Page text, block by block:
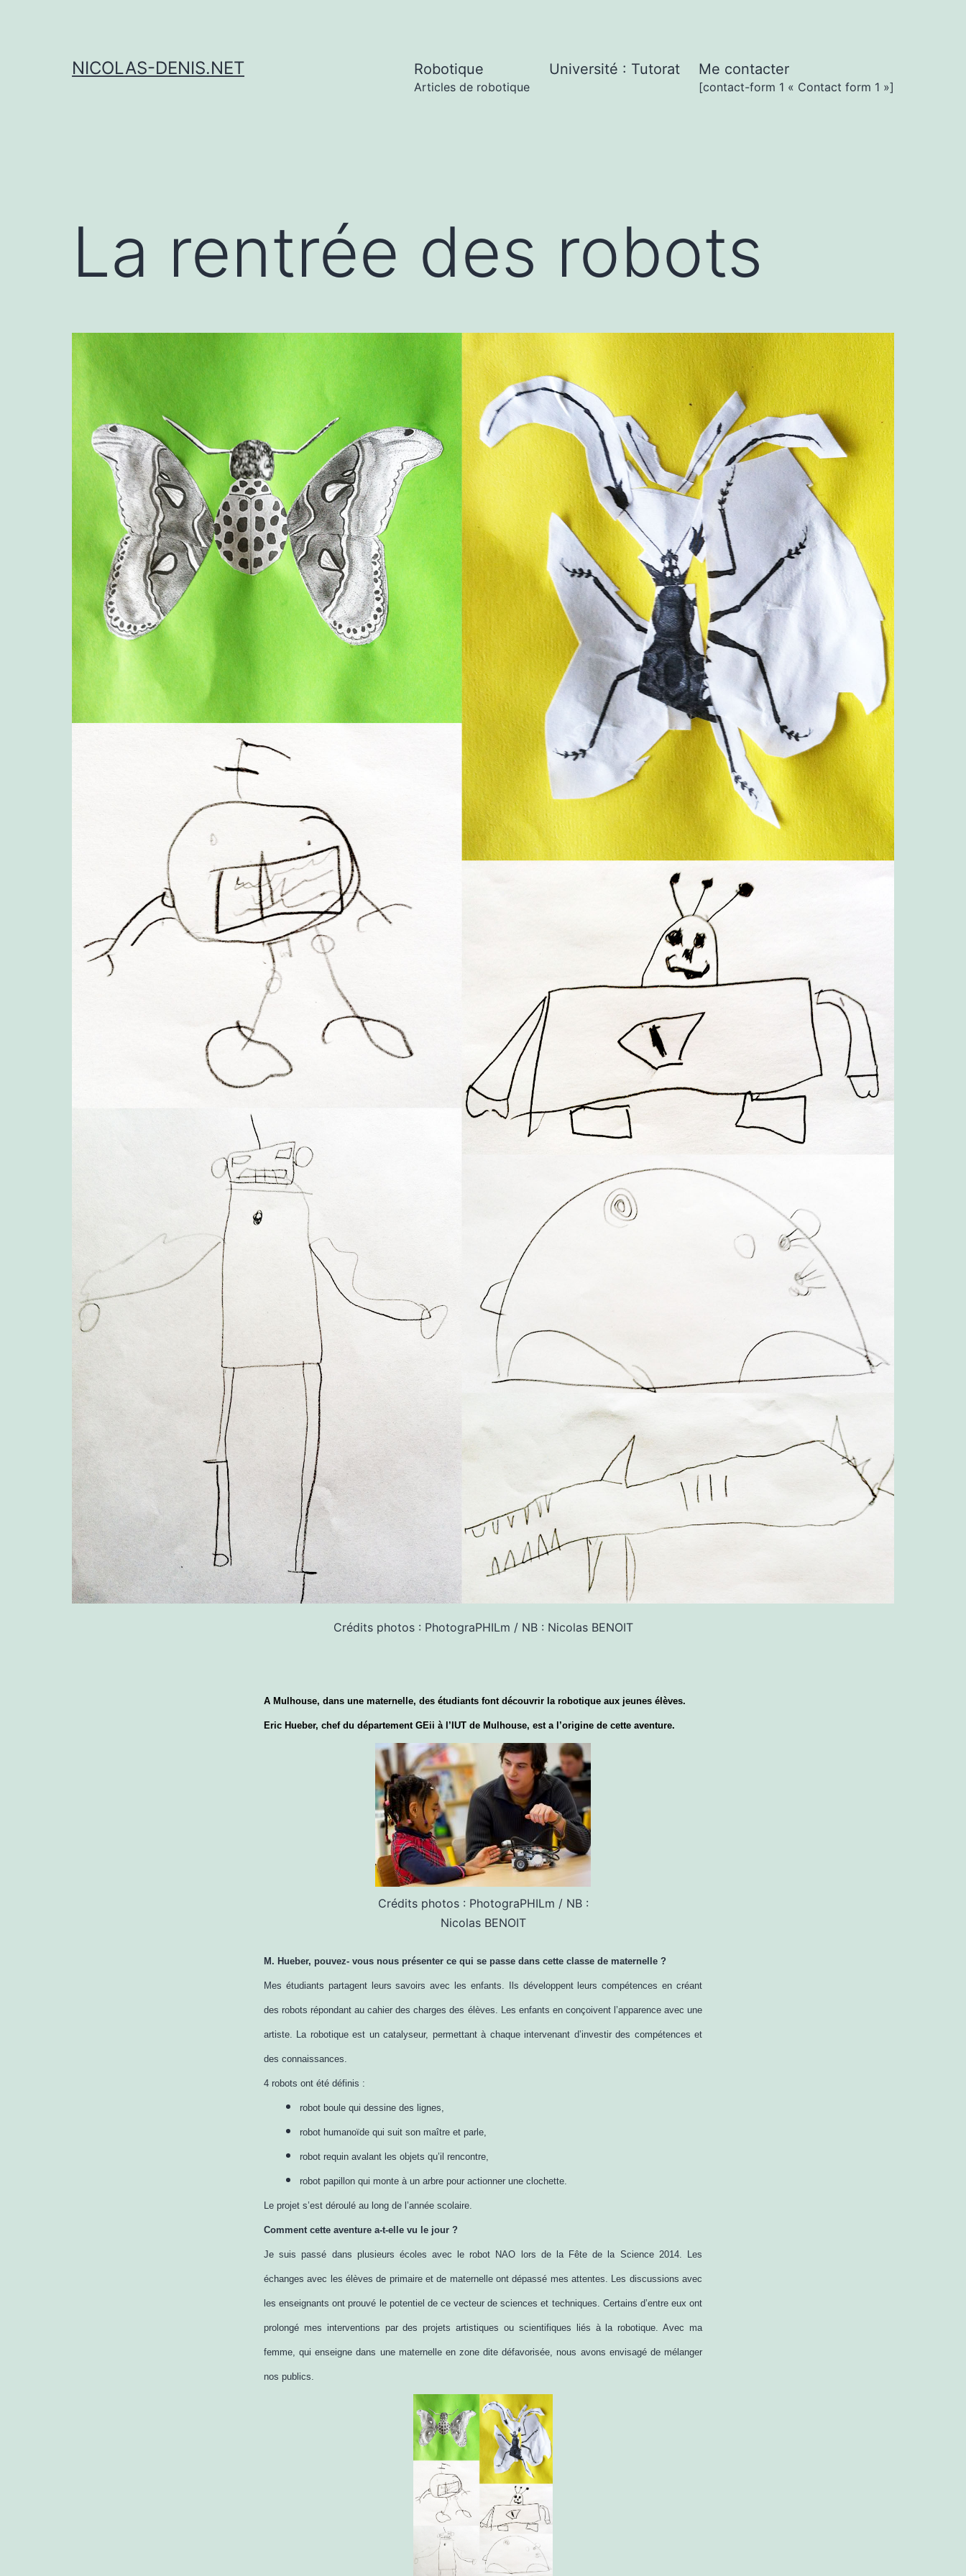
NICOLAS-DENIS.NET Robotique
Articles de robotique
Université : Tutorat Me contacter
[contact-form 1 « Contact form 1 »]
La rentrée des robots
Crédits photos : PhotograPHILm / NB : Nicolas BENOIT
A Mulhouse, dans une maternelle, des étudiants font découvrir la robotique aux jeunes élèves.
Eric Hueber, chef du département GEii à l’IUT de Mulhouse, est a l’origine de cette aventure.
Crédits photos : PhotograPHILm / NB :
Nicolas BENOIT
M. Hueber, pouvez- vous nous présenter ce qui se passe dans cette classe de maternelle ?
Mes étudiants partagent leurs savoirs avec les enfants. Ils développent leurs compétences en créant
des robots répondant au cahier des charges des élèves. Les enfants en conçoivent l’apparence avec une
artiste. La robotique est un catalyseur, permettant à chaque intervenant d’investir des compétences et
des connaissances.
4 robots ont été définis :
robot boule qui dessine des lignes,
robot humanoïde qui suit son maître et parle,
robot requin avalant les objets qu’il rencontre,
robot papillon qui monte à un arbre pour actionner une clochette.
Le projet s’est déroulé au long de l’année scolaire.
Comment cette aventure a-t-elle vu le jour ?
Je suis passé dans plusieurs écoles avec le robot NAO lors de la Fête de la Science 2014. Les
échanges avec les élèves de primaire et de maternelle ont dépassé mes attentes. Les discussions avec
les enseignants ont prouvé le potentiel de ce vecteur de sciences et techniques. Certains d’entre eux ont
prolongé mes interventions par des projets artistiques ou scientifiques liés à la robotique. Avec ma
femme, qui enseigne dans une maternelle en zone dite défavorisée, nous avons envisagé de mélanger
nos publics.